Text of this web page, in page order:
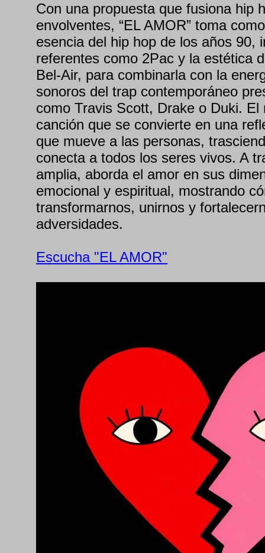
Con una propuesta que fusiona hip
envolventes, “EL AMOR” toma
esencia del hip hop de los años 90,
referentes como 2Pac y la estética
Bel-Air, para combinarla con la
sonoros del trap contemporáneo
como Travis Scott, Drake o Duki. El
canción que se convierte en una
que mueve a las personas,
conecta a todos los seres vivos. A
amplia, aborda el amor en sus
emocional y espiritual, mostrando
transformarnos, unirnos y
adversidades.
Escucha "EL AMOR"